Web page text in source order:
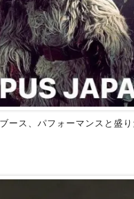
ース、パフォーマンスと盛